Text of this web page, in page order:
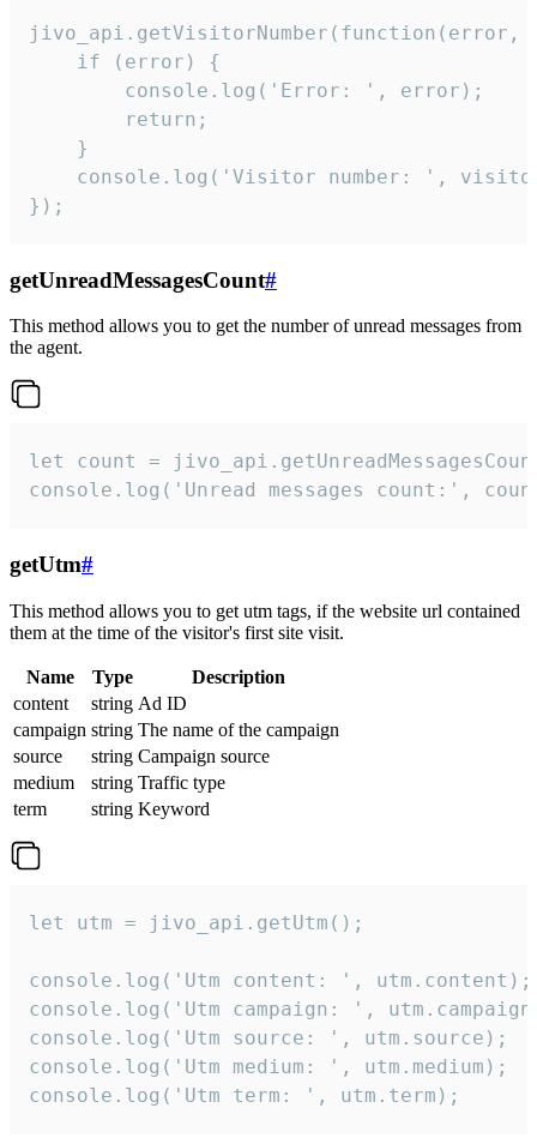
jivo_api.getVisitorNumber(function(error,
    if (error) {
        console.log('Error: ', error);
        return;
    }
console.log('Visitor number: ',
});
getUnreadMessagesCount#
This method allows you to get the number of unread messages from
the agent.
let count =
console.log('Unread messages count:',
getUtm#
This method allows you to get utm tags, if the website url contained
them at the time of the visitor's first site visit.
Name Type
Description
content
string Ad ID
campaign string The name of the campaign
source
string Campaign source
medium
string Traffic type
term
string Keyword
let utm = jivo_api.getUtm();
console.log('Utm content: ', utm.content);
console.log('Utm campaign: ',
console.log('Utm source: ', utm.source);
console.log('Utm medium: ', utm.medium);
console.log('Utm term: ', utm.term);